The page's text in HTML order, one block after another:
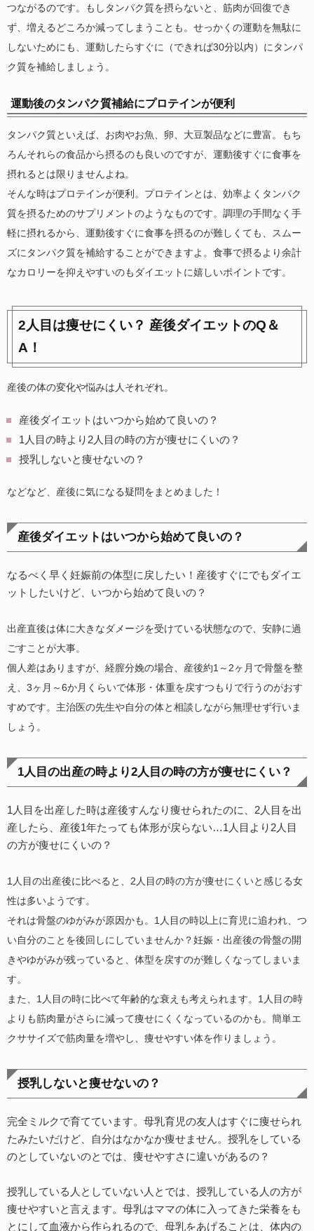
つながるのです。もしタンパク質を摂らないと、筋肉が回復でき
ず、増えるどころか減ってしまうことも。せっかくの運動を無駄に
しないためにも、運動したらすぐに（できれば30分以内）にタンパ
ク質を補給しましょう。
運動後のタンパク質補給にプロテインが便利
タンパク質といえば、お肉やお魚、卵、大豆製品などに豊富。もち
ろんそれらの食品から摂るのも良いのですが、運動後すぐに食事を
摂れるとは限りませんよね。
そんな時はプロテインが便利。プロテインとは、効率よくタンパク
質を摂るためのサプリメントのようなものです。調理の手間なく手
軽に摂れるから、運動後すぐに食事を摂るのが難しくても、スムー
ズにタンパク質を補給することができますよ。食事で摂るより余計
なカロリーを抑えやすいのもダイエットに嬉しいポイントです。
2人目は痩せにくい？ 産後ダイエットのQ＆
A！
産後の体の変化や悩みは人それぞれ。
産後ダイエットはいつから始めて良いの？
1人目の時より2人目の時の方が痩せにくいの？
授乳しないと痩せないの？
などなど、産後に気になる疑問をまとめました！
産後ダイエットはいつから始めて良いの？
なるべく早く妊娠前の体型に戻したい！産後すぐにでもダイエ
ットしたいけど、いつから始めて良いの？
出産直後は体に大きなダメージを受けている状態なので、安静に過
ごすことが大事。
個人差はありますが、経膣分娩の場合、産後約1～2ヶ月で骨盤を整
え、3ヶ月～6か月くらいで体形・体重を戻すつもりで行うのがおす
すめです。主治医の先生や自分の体と相談しながら無理せず行いま
しょう。
1人目の出産の時より2人目の時の方が痩せにくい？
1人目を出産した時は産後すんなり痩せられたのに、2人目を出
産したら、産後1年たっても体形が戻らない…1人目より2人目
の方が痩せにくいの？
1人目の出産後に比べると、2人目の時の方が痩せにくいと感じる女
性は多いようです。
それは骨盤のゆがみが原因かも。1人目の時以上に育児に追われ、つ
い自分のことを後回しにしていませんか？妊娠・出産後の骨盤の開
きやゆがみが残っていると、体型を戻すのが難しくなってしまいま
す。
また、1人目の時に比べて年齢的な衰えも考えられます。1人目の時
よりも筋肉量がさらに減って痩せにくくなっているのかも。簡単エ
クササイズで筋肉量を増やし、痩せやすい体を作りましょう。
授乳しないと痩せないの？
完全ミルクで育てています。母乳育児の友人はすぐに痩せられ
たみたいだけど、自分はなかなか痩せません。授乳をしている
のとしていないのとでは、痩せやすさに違いがあるの？
授乳している人としていない人とでは、授乳している人の方が
痩せやすいと言えます。母乳はママの体に入ってきた栄養をも
とにして血液から作られるので、母乳をあげることは、体内の